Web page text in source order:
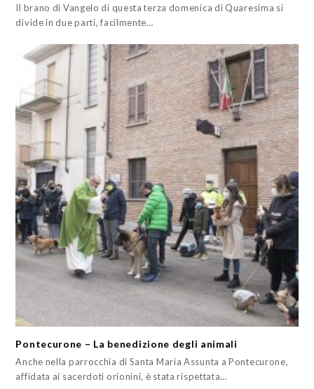
Il brano di Vangelo di questa terza domenica di Quaresima si
divide in due parti, facilmente…
Pontecurone – La benedizione degli animali
Anche nella parrocchia di Santa Maria Assunta a Pontecurone,
affidata ai sacerdoti orionini, è stata rispettata…